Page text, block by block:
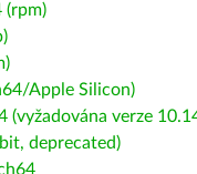
(rpm)
Apple Silicon)
(vyžadována verze
deprecated)